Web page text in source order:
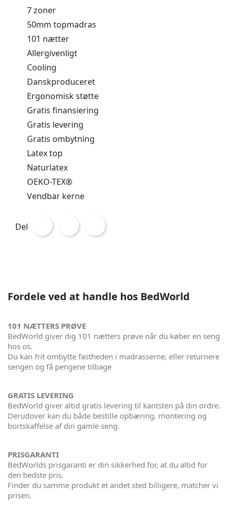
7 zoner
50mm topmadras
101 nætter
Allergivenligt
Cooling
Danskproduceret
Ergonomisk støtte
Gratis finansiering
Gratis levering
Gratis ombytning
Latex top
Naturlatex
OEKO-TEX®
Vendbar kerne
Del
Fordele ved at handle hos BedWorld
101 NÆTTERS PRØVE
BedWorld giver dig 101 nætters prøve når du køber en seng
hos os.
Du kan frit ombytte fastheden i madrasserne, eller returnere
sengen og få pengene tilbage
GRATIS LEVERING
BedWorld giver altid gratis levering til kantsten på din ordre.
Derudover kan du både bestille opbæring, montering og
bortskaffelse af din gamle seng.
PRISGARANTI
BedWorlds prisgaranti er din sikkerhed for, at du altid for
den bedste pris.
Finder du samme produkt et andet sted billigere, matcher vi
prisen.